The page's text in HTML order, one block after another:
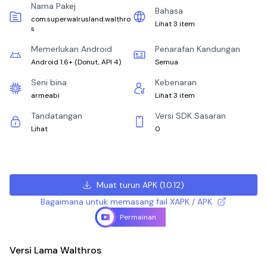
Nama Pakej
com.superwalrusland.walthro
s
Bahasa
Lihat 3 item
Memerlukan Android
Android 1.6+ (Donut, API 4)
Penarafan Kandungan
Semua
Seni bina
armeabi
Kebenaran
Lihat 3 item
Tandatangan
Lihat
Versi SDK Sasaran
0
Muat turun APK (1.0.12)
Bagaimana untuk memasang fail XAPK / APK
Permainan
Versi Lama Walthros